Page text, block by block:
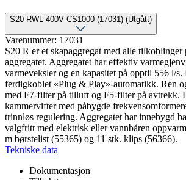
S20 RWL 400V CS1000 (17031) (Utgått)
Varenummer: 17031
S20 R er et skapaggregat med alle tilkoblinger
aggregatet. Aggregatet har effektiv
varmeveksler og en kapasitet på opptil 556 l/s.
ferdigkoblet «Plug & Play»-automatikk. Ren
med F7-filter på tilluft og F5-filter på avtrekk.
kammervifter med påbygde
trinnløs regulering. Aggregatet har innebygd
valgfritt med elektrisk eller vannbåren
m børstelist (55365) og 11 stk. klips (56366).
Tekniske data
Dokumentasjon